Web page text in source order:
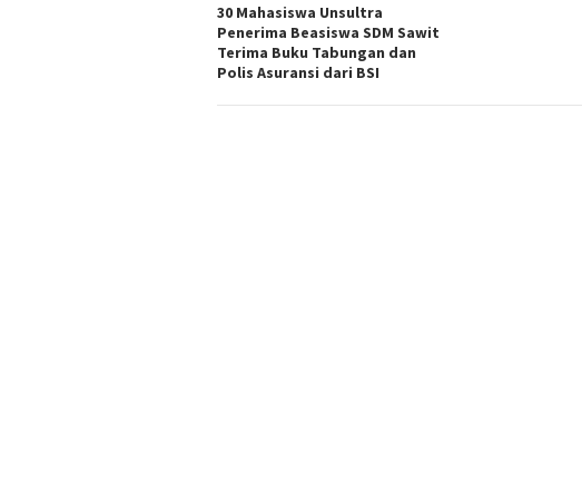
30 Mahasiswa Unsultra
Penerima Beasiswa SDM Sawit
Terima Buku Tabungan dan
Polis Asuransi dari BSI